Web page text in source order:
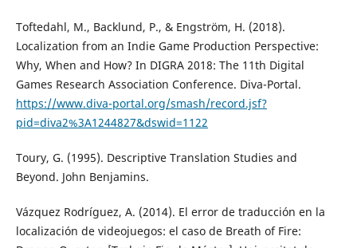
Toftedahl, M., Backlund, P., & Engström, H. (2018).
Localization from an Indie Game Production Perspective:
Why, When and How? In DIGRA 2018: The 11th Digital
Games Research Association Conference. Diva-Portal.
https://www.diva-portal.org/smash/record.jsf?
pid=diva2%3A1244827&dswid=1122
Toury, G. (1995). Descriptive Translation Studies and
Beyond. John Benjamins.
Vázquez Rodríguez, A. (2014). El error de traducción en la
localización de videojuegos: el caso de Breath of Fire: